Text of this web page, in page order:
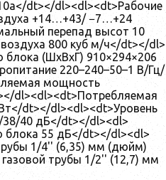
dt></dl><dl><dt>Рабочие
+14…+43/ −7…+24
перепад высот 10
800 куб м/ч</dt></dl>
блока (ШхВхГ) 910×294×206
220–240–50–1 В/Гц/
мощность
dl><dl><dt>Потребляемая
dt></dl><dl><dt>Уровень
38/40 дБ</dt></dl><dl>
блока 55 дБ</dt></dl><dl>
1/4'' (6,35) мм (дюйм)
трубы 1/2'' (12,7) мм